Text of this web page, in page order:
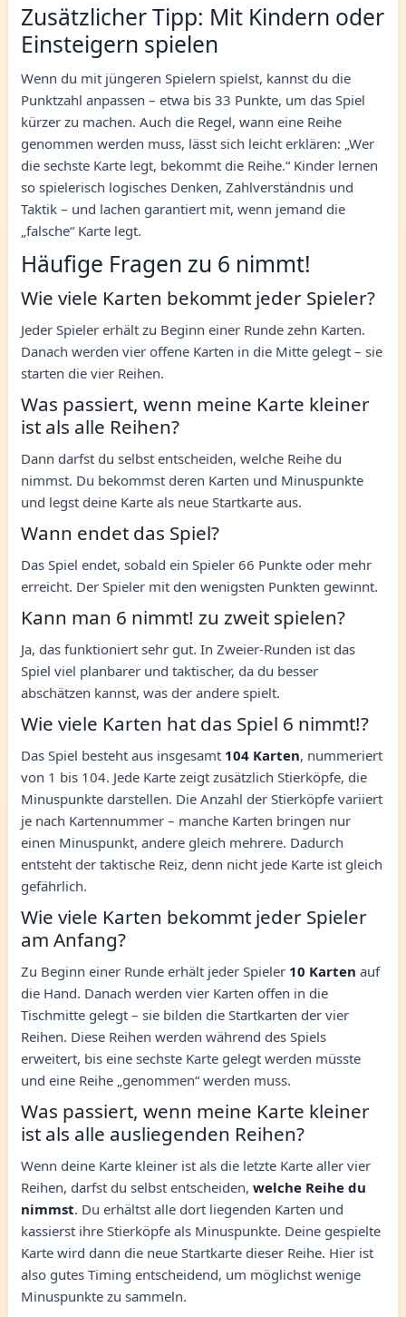
Zusätzlicher Tipp: Mit Kindern oder
Einsteigern spielen
Wenn du mit jüngeren Spielern spielst, kannst du die
Punktzahl anpassen – etwa bis 33 Punkte, um das Spiel
kürzer zu machen. Auch die Regel, wann eine Reihe
genommen werden muss, lässt sich leicht erklären: „Wer
die sechste Karte legt, bekommt die Reihe.“ Kinder lernen
so spielerisch logisches Denken, Zahlverständnis und
Taktik – und lachen garantiert mit, wenn jemand die
„falsche“ Karte legt.
Häufige Fragen zu 6 nimmt!
Wie viele Karten bekommt jeder Spieler?
Jeder Spieler erhält zu Beginn einer Runde zehn Karten.
Danach werden vier offene Karten in die Mitte gelegt – sie
starten die vier Reihen.
Was passiert, wenn meine Karte kleiner
ist als alle Reihen?
Dann darfst du selbst entscheiden, welche Reihe du
nimmst. Du bekommst deren Karten und Minuspunkte
und legst deine Karte als neue Startkarte aus.
Wann endet das Spiel?
Das Spiel endet, sobald ein Spieler 66 Punkte oder mehr
erreicht. Der Spieler mit den wenigsten Punkten gewinnt.
Kann man 6 nimmt! zu zweit spielen?
Ja, das funktioniert sehr gut. In Zweier-Runden ist das
Spiel viel planbarer und taktischer, da du besser
abschätzen kannst, was der andere spielt.
Wie viele Karten hat das Spiel 6 nimmt!?
Das Spiel besteht aus insgesamt 104 Karten, nummeriert
von 1 bis 104. Jede Karte zeigt zusätzlich Stierköpfe, die
Minuspunkte darstellen. Die Anzahl der Stierköpfe variiert
je nach Kartennummer – manche Karten bringen nur
einen Minuspunkt, andere gleich mehrere. Dadurch
entsteht der taktische Reiz, denn nicht jede Karte ist gleich
gefährlich.
Wie viele Karten bekommt jeder Spieler
am Anfang?
Zu Beginn einer Runde erhält jeder Spieler 10 Karten auf
die Hand. Danach werden vier Karten offen in die
Tischmitte gelegt – sie bilden die Startkarten der vier
Reihen. Diese Reihen werden während des Spiels
erweitert, bis eine sechste Karte gelegt werden müsste
und eine Reihe „genommen“ werden muss.
Was passiert, wenn meine Karte kleiner
ist als alle ausliegenden Reihen?
Wenn deine Karte kleiner ist als die letzte Karte aller vier
Reihen, darfst du selbst entscheiden, welche Reihe du
nimmst. Du erhältst alle dort liegenden Karten und
kassierst ihre Stierköpfe als Minuspunkte. Deine gespielte
Karte wird dann die neue Startkarte dieser Reihe. Hier ist
also gutes Timing entscheidend, um möglichst wenige
Minuspunkte zu sammeln.